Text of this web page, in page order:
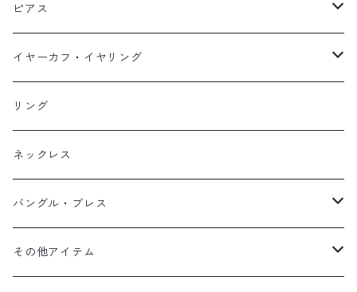
ネックレス
イヤーカフ
イヤリング
ピアス
ネックレス
リング
ブレス
オブジェ
イヤーカフ
ピアス
スタッド・一粒
フック・ぶら下がり
フープ
イヤーカフ・イヤリング
原石イヤーカフ
植物イヤーカフ
ぶら下がりイヤーカフ
2連イヤーカフ
リング
ネックレス
バングル・ブレス
ブレスレット
その他アイテム